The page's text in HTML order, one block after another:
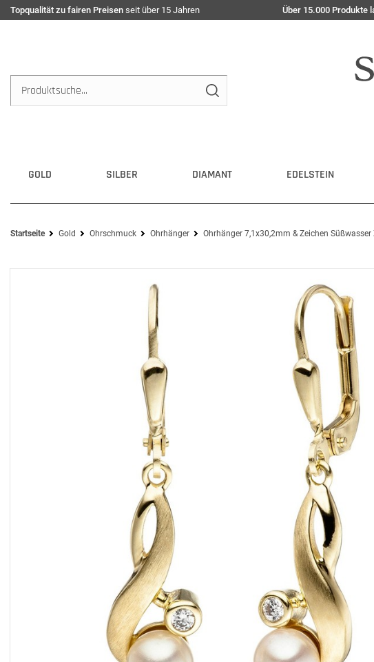
Topqualität zu fairen Preisen seit über 15 Jahren Über 15.000 Produkte
GOLD SILBER DIAMANT EDELSTEIN
Startseite Gold Ohrschmuck Ohrhänger Ohrhänger 7,1x30,2mm & Zeichen